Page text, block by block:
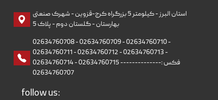
استان البرز - کیلومتر 5 بزرگراه کرج-قزوین - شهرک صنعتی
بهارستان - گلستان دوم - پلاک 5
02634760708 - 02634760709 - 02634760710 -
02634760711 - 02634760712 - 02634760713 -
02634760714 - 02634760715 --------------فکس :
02634760707
follow us: